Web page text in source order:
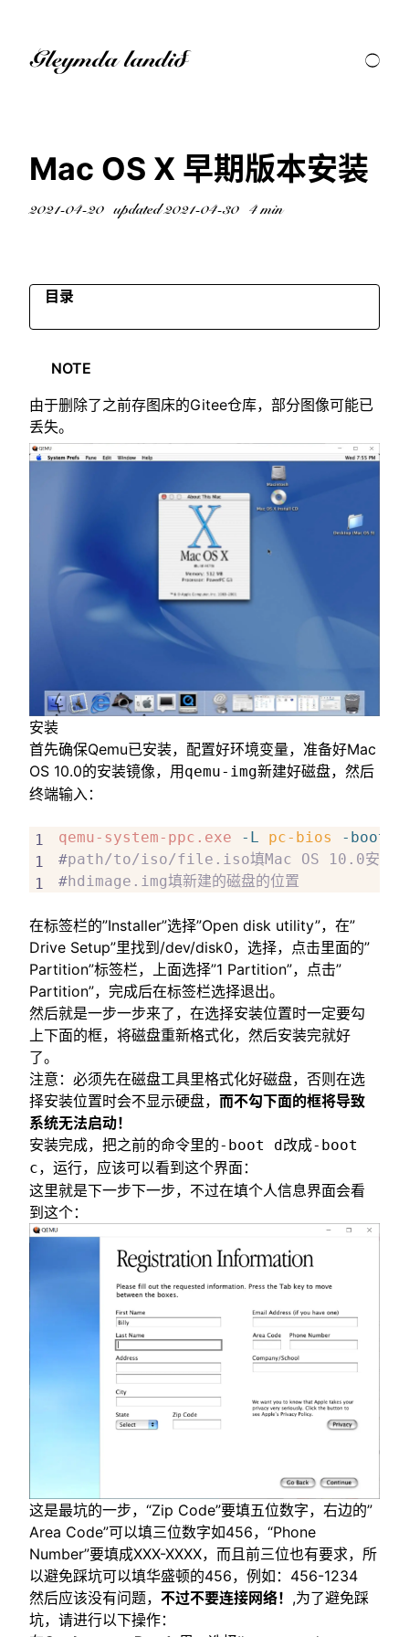
Gleymda landið
Mac OS X 早期版本安装
2021-04-20 updated 2021-04-30 4 min
目录
体验
参考
NOTE
由于删除了之前存图床的Gitee仓库，部分图像可能已
丢失。
安装
首先确保Qemu已安装，配置好环境变量，准备好Mac
OS 10.0的安装镜像，用 qemu-img新建好磁盘，然后
终端输入：
qemu-system-ppc.exe -L pc-bios -boot
#path/to/iso/file.iso填Mac OS 10.0安装镜
#hdimage.img填新建的磁盘的位置
在标签栏的”Installer”选择”Open disk utility”，在”
Drive Setup”里找到/dev/disk0，选择，点击里面的”
Partition”标签栏，上面选择”1 Partition”，点击”
Partition”，完成后在标签栏选择退出。
然后就是一步一步来了，在选择安装位置时一定要勾
上下面的框，将磁盘重新格式化，然后安装完就好
了。
注意：必须先在磁盘工具里格式化好磁盘，否则在选
择安装位置时会不显示硬盘，而不勾下面的框将导致
系统无法启动！
安装完成，把之前的命令里的-boot d改成-boot
c，运行，应该可以看到这个界面：
这里就是下一步下一步，不过在填个人信息界面会看
到这个：
这是最坑的一步，“Zip Code”要填五位数字，右边的”
Area Code”可以填三位数字如456，“Phone
Number”要填成XXX-XXXX，而且前三位也有要求，所
以避免踩坑可以填华盛顿的456，例如：456-1234
然后应该没有问题，不过不要连接网络！ ,为了避免踩
坑，请进行以下操作：